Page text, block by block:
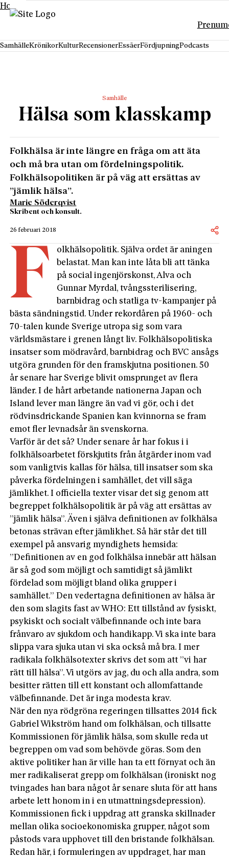
Hoppa till innehåll
SamhälleKrönikorKulturRecensionerEssäerFördjupningPodcasts
Samhälle
Hälsa som klasskamp
Folkhälsa är inte längre en fråga om att äta
och må bra utan om fördelningspolitik.
Folkhälsopolitiken är på väg att ersättas av
”jämlik hälsa”.
Marie Söderqvist
Skribent och konsult.
26 februari 2018
F
olkhälsopolitik. Själva ordet är aningen
belastat. Man kan inte låta bli att tänka
på social ingenjörskonst, Alva och
Gunnar Myrdal, tvångssterilisering,
barnbidrag och statliga tv-kampanjer på
bästa sändningstid. Under rekordåren på 1960- och
70-talen kunde Sverige utropa sig som vara
världsmästare i grenen långt liv. Folkhälsopolitiska
insatser som mödravård, barnbidrag och BVC ansågs
utgöra grunden för den framskjutna positionen. 50
år senare har Sverige blivit omsprunget av flera
länder. I de hårt arbetande nationerna Japan och
Island lever man längre än vad vi gör, och i det
rödvinsdrickande Spanien kan kvinnorna se fram
emot fler levnadsår än svenskorna.
Varför är det så? Under senare år har fokus i i
folkhälsoarbetet förskjutits från åtgärder inom vad
som vanligtvis kallas för hälsa, till insatser som ska
påverka fördelningen i samhället, det vill säga
jämlikhet. I officiella texter visar det sig genom att
begreppet folkhälsopolitik är på väg att ersättas av
”jämlik hälsa”. Även i själva definitionen av folkhälsa
betonas strävan efter jämlikhet. Så här står det till
exempel på ansvarig myndighets hemsida:
”Definitionen av en god folkhälsa innebär att hälsan
är så god som möjligt och samtidigt så jämlikt
fördelad som möjligt bland olika grupper i
samhället.” Den vedertagna definitionen av hälsa är
den som slagits fast av WHO: Ett tillstånd av fysiskt,
psykiskt och socialt välbefinnande och inte bara
frånvaro av sjukdom och handikapp. Vi ska inte bara
slippa vara sjuka utan vi ska också må bra. I mer
radikala folkhälsotexter skrivs det som att ”vi har
rätt till hälsa”. Vi utgörs av jag, du och alla andra, som
besitter rätten till ett konstant och allomfattande
välbefinnande. Det är inga modesta krav.
När den nya rödgröna regeringen tillsattes 2014 fick
Gabriel Wikström hand om folkhälsan, och tillsatte
Kommissionen för jämlik hälsa, som skulle reda ut
begreppen om vad som behövde göras. Som den
aktive politiker han är ville han ta ett förnyat och än
mer radikaliserat grepp om folkhälsan (ironiskt nog
tvingades han bara något år senare sluta för att hans
arbete lett honom in i en utmattningsdepression).
Kommissionen fick i uppdrag att granska skillnader
mellan olika socioekonomiska grupper, något som
påstods vara upphovet till den bristande folkhälsan.
Redan här, i formuleringen av uppdraget, har man